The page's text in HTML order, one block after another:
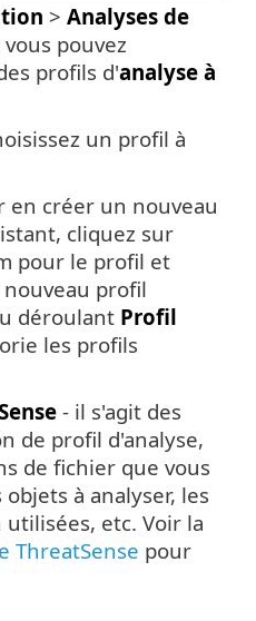
> Analyses de
vous pouvez
profils d'analyse à
un profil à
en créer un nouveau
cliquez sur
pour le profil et
nouveau profil
déroulant Profil
les profils
- il s'agit des
de profil d'analyse,
de fichier que vous
à analyser, les
etc. Voir la
ThreatSense pour